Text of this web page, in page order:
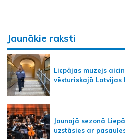
Jaunākie raksti
Liepājas muzejs
vēsturiskajā Latvijas
Jaunajā sezonā
uzstāsies ar